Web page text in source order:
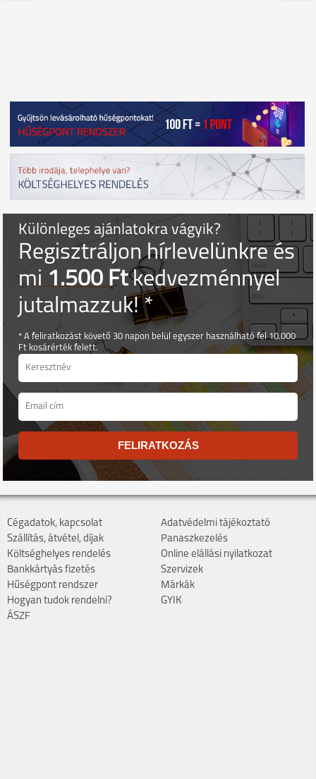
Különleges ajánlatokra vágyik?
Regisztráljon hírlevelünkre és
mi1.500 Ftkedvezménnyel
jutalmazzuk! *
* A feliratkozást követő 30 napon belül egyszer használható fel 10.000
Ft kosárérték felett.
FELIRATKOZÁS
Cégadatok, kapcsolat
Szállítás, átvétel, díjak
Költséghelyes rendelés
Bankkártyás fizetés
Hűségpont rendszer
Hogyan tudok rendelni?
ÁSZF
Adatvédelmi tájékoztató
Panaszkezelés
Online elállási nyilatkozat
Szervizek
Márkák
GYIK